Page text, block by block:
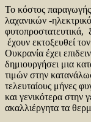
Το κόστος
λαχανικών -
φυτοπροστατευτικά,
έχουν εκτοξευθεί
Ουκρανία έχει
δημιουργήσει μια
τιμών στην
τελευταίους μήνες
και γενικότερα στην
ακαλλιέργητα τα